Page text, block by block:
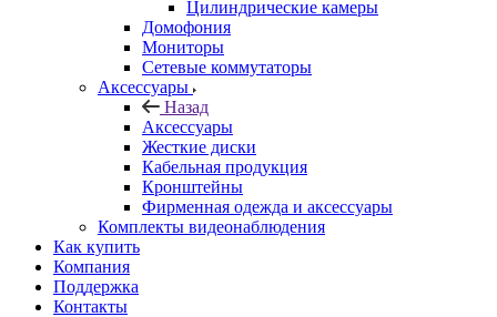
Цилиндрические камеры
Домофония
Мониторы
Сетевые коммутаторы
Аксессуары
Назад
Аксессуары
Жесткие диски
Кабельная продукция
Кронштейны
Фирменная одежда и аксессуары
Комплекты видеонаблюдения
Как купить
Компания
Поддержка
Контакты